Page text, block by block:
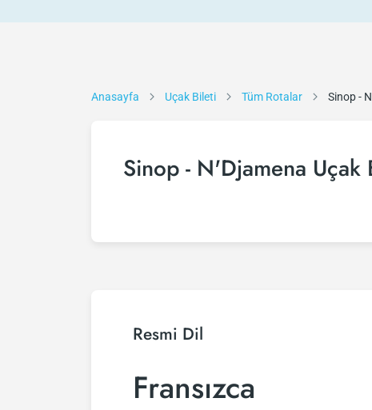
Anasayfa Uçak Bileti Tüm Rotalar Sinop -
Sinop - N'Djamena Uçak
Resmi Dil
Fransızca